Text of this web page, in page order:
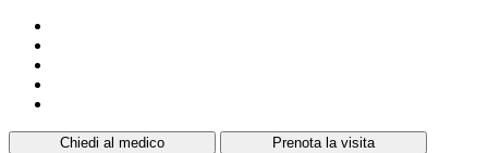
Chiedi al medico
Prenota la visita